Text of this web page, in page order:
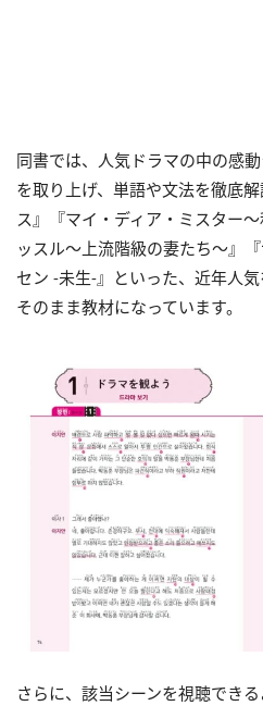
同書では、人気ドラマの中の感
を取り上げ、単語や文法を徹底
ス』『マイ・ディア・ミスター
ッスル～上流階級の妻たち～』
セン -未生-』といった、近年人
そのまま教材になっています。
さらに、 該当シーンを視聴でき